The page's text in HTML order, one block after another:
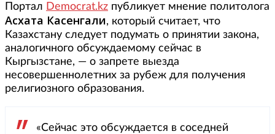
Портал Democrat.kz публикует мнение политолога
Асхата Касенгали, который считает, что
Казахстану следует подумать о принятии закона,
аналогичного обсуждаемому сейчас в
Кыргызстане, — о запрете выезда
несовершеннолетних за рубеж для получения
религиозного образования.
«Сейчас это обсуждается в соседней